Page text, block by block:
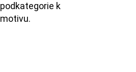
podkategorie k
motivu.